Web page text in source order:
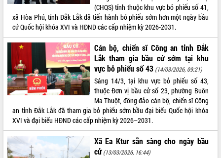
(CHQS) tỉnh thuộc khu vực bỏ phiếu số 41,
xã Hòa Phú, tỉnh Đắk Lắk đã tiến hành bỏ phiếu sớm hơn một ngày bầu
cử Quốc hội khóa XVI và HĐND các cấp nhiệm kỳ 2026-2031.
Cán bộ, chiến sĩ Công an tỉnh Đắk
Lắk tham gia bầu cử sớm tại khu
vực bỏ phiếu số 43 (14/03/2026, 09:21)
Sáng 14/3, tại khu vực bỏ phiếu số 43,
thuộc Đơn vị bầu cử số 23, phường Buôn
Ma Thuột, đông đảo cán bộ, chiến sĩ Công
an tỉnh Đắk Lắk đã tham gia bỏ phiếu sớm bầu đại biểu Quốc hội khóa
XVI và đại biểu HĐND các cấp nhiệm kỳ 2026–2031.
Xã Ea Ktur sẵn sàng cho ngày bầu
cử (13/03/2026, 16:44)